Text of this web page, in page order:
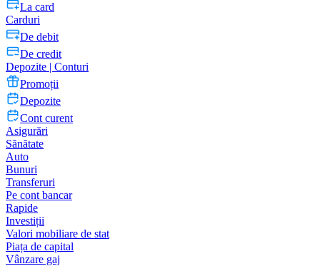
La card
Carduri
De debit
De credit
Depozite | Conturi
Promoții
Depozite
Cont curent
Asigurări
Sănătate
Auto
Bunuri
Transferuri
Pe cont bancar
Rapide
Investiții
Valori mobiliare de stat
Piața de capital
Vânzare gaj